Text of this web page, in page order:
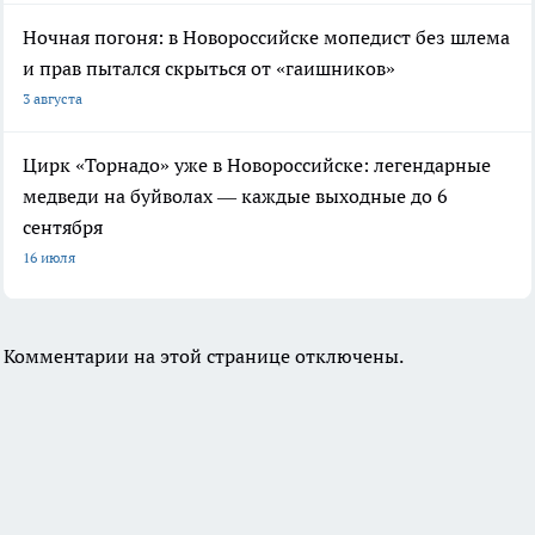
Ночная погоня: в Новороссийске мопедист без шлема
и прав пытался скрыться от «гаишников»
3 августа
Цирк «Торнадо» уже в Новороссийске: легендарные
медведи на буйволах — каждые выходные до 6
сентября
16 июля
Комментарии на этой странице отключены.